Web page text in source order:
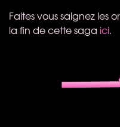
Faites vous saignez les
la fin de cette saga ici.